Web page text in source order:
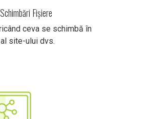
Fișiere
ceva se schimbă în
site-ului dvs.